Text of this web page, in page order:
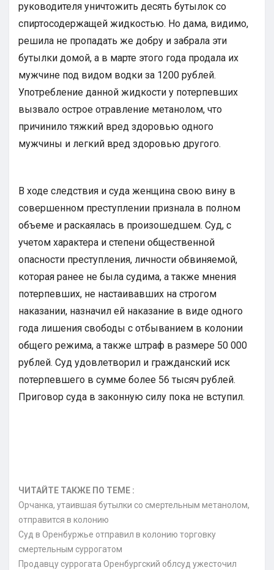
руководителя уничтожить десять бутылок со
спиртосодержащей жидкостью. Но дама, видимо,
решила не пропадать же добру и забрала эти
бутылки домой, а в марте этого года продала их
мужчине под видом водки за 1200 рублей.
Употребление данной жидкости у потерпевших
вызвало острое отравление метанолом, что
причинило тяжкий вред здоровью одного
мужчины и легкий вред здоровью другого.
В ходе следствия и суда женщина свою вину в
совершенном преступлении признала в полном
объеме и раскаялась в произошедшем. Суд, с
учетом характера и степени общественной
опасности преступления, личности обвиняемой,
которая ранее не была судима, а также мнения
потерпевших, не настаивавших на строгом
наказании, назначил ей наказание в виде одного
года лишения свободы с отбыванием в колонии
общего режима, а также штраф в размере 50 000
рублей. Суд удовлетворил и гражданский иск
потерпевшего в сумме более 56 тысяч рублей.
Приговор суда в законную силу пока не вступил.
ЧИТАЙТЕ ТАКЖЕ ПО ТЕМЕ :
Орчанка, утаившая бутылки со смертельным метанолом,
отправится в колонию
Суд в Оренбуржье отправил в колонию торговку
смертельным суррогатом
Продавцу суррогата Оренбургский облсуд ужесточил